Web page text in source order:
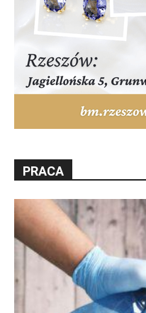
PRACA